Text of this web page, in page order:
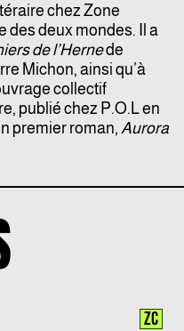
chez Zone
des deux mondes. Il a
de l’Hernede
Michon, ainsi qu’à
collectif
publié chez P.O.L en
premier roman, Aurora
ZC